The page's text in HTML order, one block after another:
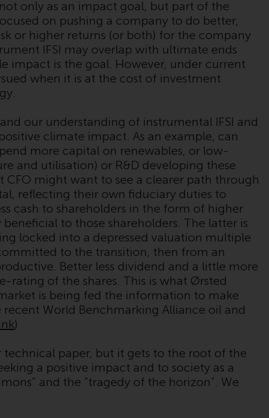
sowie die entsprechenden Regelungen, die
diese Regelungen in britisches Recht
umgesetzt und dann beim Austritt des
Vereinigten Königreichs aus der
Europäischen Union ersetzt haben; es kann
verbieten. Dementsprechend sind Sie
verpflichtet, sich über solche
Einschränkungen zu informieren und diese
zu beachten. Auf dieser Website erwähnte
Produkte oder Dienstleistungen sind nur für
den Vertrieb in jenen Gerichtsbarkeiten
bestimmt, in denen und an diejenigen
Personen, denen das Anbieten solcher
Produkte und Dienstleistungen gestattet ist.
Informationen für Anleger in der Schweiz
Dies ist ein Werbedokument.
Die Informationen auf den folgenden Seiten
beziehen sich auf ausländische Organismen
für kollektive Kapitalanlagen, die von RWC
Asset Management LLP oder einem ihrer
only as an impact goal, but part of the
on pushing a company to do better,
or higher returns (or both) for the company
IFSI may overlap with ultimate ends
impact is the goal. However, under current
when it is at the cost of investment
our understanding of instrumental IFSI and
climate impact. As an example, can
more capital on renewables, or low-
and utilisation) or R&D developing these
might want to see a clearer path through
reflecting their own fiduciary duties to
cash to shareholders in the form of higher
to those shareholders. The latter is
locked into a depressed valuation multiple
to the transition, then from an
Better less dividend and a little more
rating of the shares. This is what Ørsted
is being fed the information to make
World Benchmarking Alliance oil and
)
technical paper, but it gets to the root of the
a positive impact and to society as a
and the “tragedy of the horizon”. We